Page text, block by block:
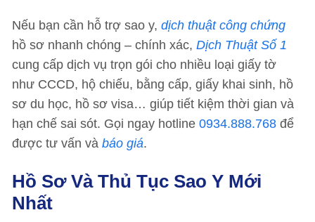
Nếu bạn cần hỗ trợ sao y, dịch thuật công chứng
hồ sơ nhanh chóng – chính xác, Dịch Thuật Số 1
cung cấp dịch vụ trọn gói cho nhiều loại giấy tờ
như CCCD, hộ chiếu, bằng cấp, giấy khai sinh, hồ
sơ du học, hồ sơ visa… giúp tiết kiệm thời gian và
hạn chế sai sót. Gọi ngay hotline 0934.888.768 để
được tư vấn và báo giá.
Hồ Sơ Và Thủ Tục Sao Y Mới
Nhất